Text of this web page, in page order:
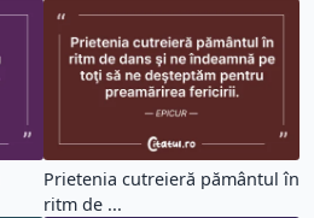
Prietenia cutreieră pământul în
ritm de ...